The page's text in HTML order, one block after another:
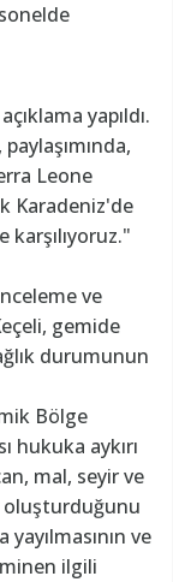
yapıldı.
Leone
Karadeniz'de
karşılıyoruz."
ve
gemide
durumunun
Bölge
hukuka aykırı
mal, seyir ve
oluşturduğunu
ve
ilgili